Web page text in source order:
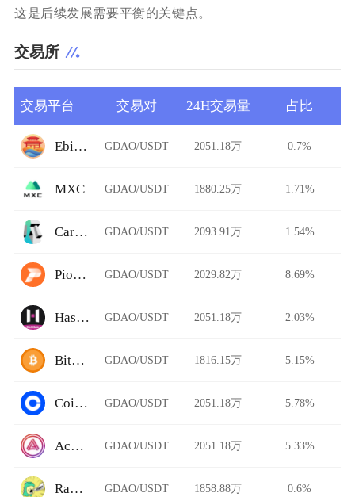
这是后续发展需要平衡的关键点。
交易所
交易平台 交易对 24H交易量 占比
Ebisu's Bay GDAO/USDT 2051.18万 0.7%
MXC GDAO/USDT 1880.25万 1.71%
Carbon DeFi GDAO/USDT 2093.91万 1.54%
Pionex GDAO/USDT 2029.82万 8.69%
HashKey Global GDAO/USDT 2051.18万 2.03%
BitFlip GDAO/USDT 1816.15万 5.15%
Coinbase Pro GDAO/USDT 2051.18万 5.78%
Acala Swap GDAO/USDT 2051.18万 5.33%
Rawr Trade GDAO/USDT 1858.88万 0.6%